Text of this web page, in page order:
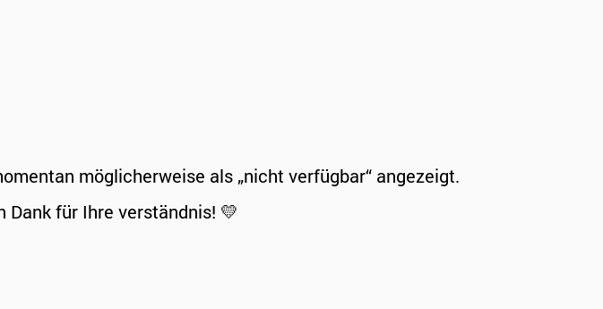
möglicherweise als „nicht verfügbar“ angezeigt.
Dank für Ihre verständnis! 💛